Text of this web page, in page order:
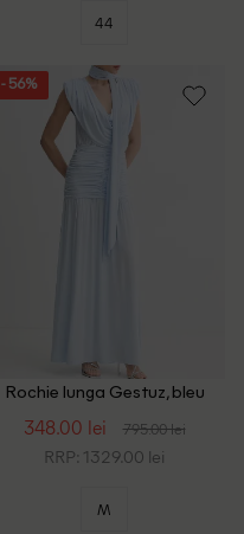
44
- 56%
Rochie lunga Gestuz, bleu
348.00 lei 795.00 lei
RRP: 1329.00 lei
M